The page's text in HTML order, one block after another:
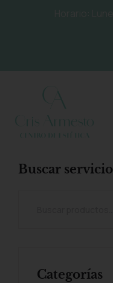
Buscar servicio
Categorías